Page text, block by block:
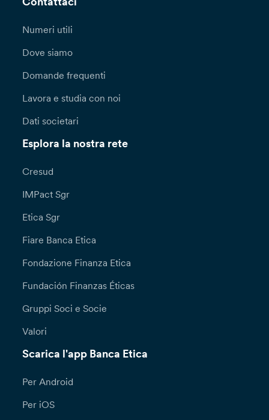
Numeri utili
Dove siamo
Domande frequenti
Lavora e studia con noi
Dati societari
Esplora la nostra rete
Cresud
IMPact Sgr
Etica Sgr
Fiare Banca Etica
Fondazione Finanza Etica
Fundación Finanzas Éticas
Gruppi Soci e Socie
Valori
Scarica l'app Banca Etica
Per Android
Per iOS